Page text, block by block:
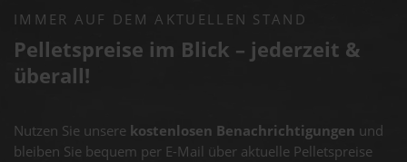
IMMER AUF DEM AKTUELLEN STAND
Pelletspreise im Blick – jederzeit &
überall!
Nutzen Sie unsere kostenlosen Benachrichtigungen und
bleiben Sie bequem per E-Mail über aktuelle Pelletspreise